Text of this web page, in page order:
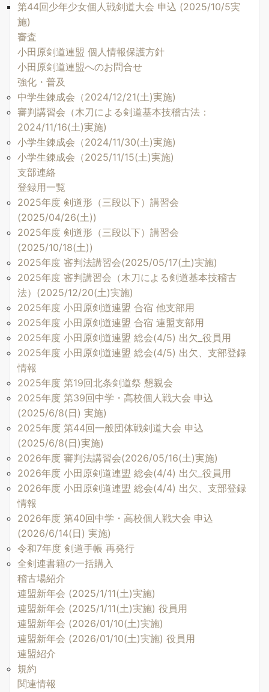
第44回少年少女個人戦剣道大会 申込 (2025/10/5実
施)
審査
小田原剣道連盟 個人情報保護方針
小田原剣道連盟へのお問合せ
強化・普及
中学生錬成会（2024/12/21(土)実施)
審判講習会（木刀による剣道基本技稽古法：
2024/11/16(土)実施)
小学生錬成会（2024/11/30(土)実施)
小学生錬成会（2025/11/15(土)実施)
支部連絡
登録用一覧
2025年度 剣道形（三段以下）講習会
(2025/04/26(土))
2025年度 剣道形（三段以下）講習会
(2025/10/18(土))
2025年度 審判法講習会(2025/05/17(土)実施)
2025年度 審判講習会（木刀による剣道基本技稽古
法）(2025/12/20(土)実施)
2025年度 小田原剣道連盟 合宿 他支部用
2025年度 小田原剣道連盟 合宿 連盟支部用
2025年度 小田原剣道連盟 総会(4/5) 出欠_役員用
2025年度 小田原剣道連盟 総会(4/5) 出欠、支部登録
情報
2025年度 第19回北条剣道祭 懇親会
2025年度 第39回中学・高校個人戦大会 申込
(2025/6/8(日) 実施)
2025年度 第44回一般団体戦剣道大会 申込
(2025/6/8(日)実施)
2026年度 審判法講習会(2026/05/16(土)実施)
2026年度 小田原剣道連盟 総会(4/4) 出欠_役員用
2026年度 小田原剣道連盟 総会(4/4) 出欠、支部登録
情報
2026年度 第40回中学・高校個人戦大会 申込
(2026/6/14(日) 実施)
令和7年度 剣道手帳 再発行
全剣連書籍の一括購入
稽古場紹介
連盟新年会 (2025/1/11(土)実施)
連盟新年会 (2025/1/11(土)実施) 役員用
連盟新年会 (2026/01/10(土)実施)
連盟新年会 (2026/01/10(土)実施) 役員用
連盟紹介
規約
関連情報